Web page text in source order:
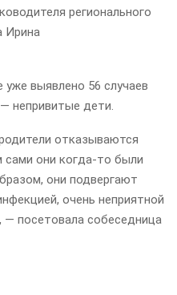
регионального
Ирина
выявлено 56 случаев
непривитые дети.
отказываются
сами они когда-то были
они подвергают
очень неприятной
— посетовала собеседница